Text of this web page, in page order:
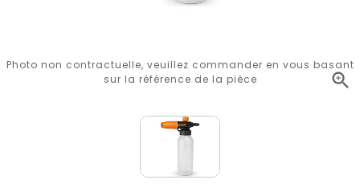

Photo non contractuelle, veuillez commander en vous basant
sur la référence de la pièce